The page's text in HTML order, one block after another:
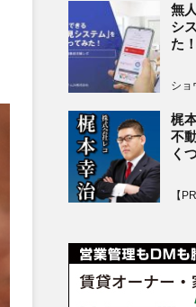
無
シ
た
ショ
梶
不
く
【